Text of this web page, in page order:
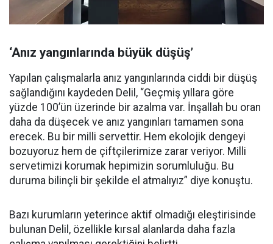
‘Anız yangınlarında büyük düşüş’
Yapılan çalışmalarla anız yangınlarında ciddi bir düşüş
sağlandığını kaydeden Delil, “Geçmiş yıllara göre
yüzde 100’ün üzerinde bir azalma var. İnşallah bu oran
daha da düşecek ve anız yangınları tamamen sona
erecek. Bu bir milli servettir. Hem ekolojik dengeyi
bozuyoruz hem de çiftçilerimize zarar veriyor. Milli
servetimizi korumak hepimizin sorumluluğu. Bu
duruma bilinçli bir şekilde el atmalıyız” diye konuştu.
Bazı kurumların yeterince aktif olmadığı eleştirisinde
bulunan Delil, özellikle kırsal alanlarda daha fazla